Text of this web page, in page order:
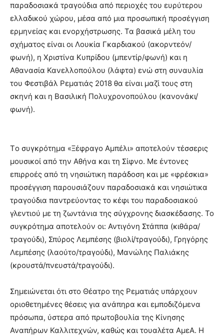
παραδοσιακά τραγούδια από περιοχές του ευρύτερου
ελλαδικού χώρου, μέσα από μια προσωπική προσέγγιση
ερμηνείας και ενορχήστρωσης. Τα βασικά μέλη του
σχήματος είναι οι Λουκία Γκαρδιακού (ακορντεόν/
φωνή), η Χριστίνα Κυπρίδου (μπεντίρ/φωνή) και η
Αθανασία Κανελλοπούλου (λάφτα) ενώ στη συναυλία
του Φεστιβάλ Ρεματιάς 2018 θα είναι μαζί τους στη
σκηνή και η Βασιλική Πολυχρονοπούλου (κανονάκι/
φωνή).
Tο συγκρότημα «Ξέφραγο Αμπέλι» αποτελούν τέσσερις
μουσικοί από την Αθήνα και τη Σίφνο. Με έντονες
επιρροές από τη νησιώτικη παράδοση και με «φρέσκια»
προσέγγιση παρουσιάζουν παραδοσιακά και νησιώτικα
τραγούδια παντρεύοντας το κέφι του παραδοσιακού
γλεντιού με τη ζωντάνια της σύγχρονης διασκέδασης. Το
συγκρότημα αποτελούν οι: Αντιγόνη Στάππα (κιθάρα/
τραγούδι), Σπύρος Λεμπέσης (βιολί/τραγούδι), Γρηγόρης
Λεμπέσης (λαούτο/τραγούδι), Μανώλης Παλιάκης
(κρουστά/πνευστά/τραγούδι).
Σημειώνεται ότι στο Θέατρο της Ρεματιάς υπάρχουν
οριοθετημένες θέσεις για ανάπηρα και εμποδιζόμενα
πρόσωπα, ύστερα από πρωτοβουλία της Κίνησης
Αναπήρων Καλλιτεχνών, καθώς και τουαλέτα ΑμεΑ. Η